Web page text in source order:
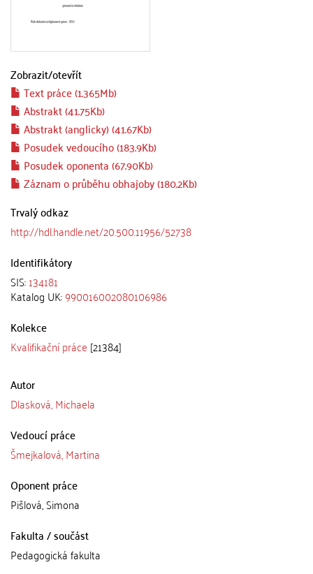
Zobrazit/otevřít
Text práce (1.365Mb)
Abstrakt (41.75Kb)
Abstrakt (anglicky) (41.67Kb)
Posudek vedoucího (183.9Kb)
Posudek oponenta (67.90Kb)
Záznam o průběhu obhajoby (180.2Kb)
Trvalý odkaz
http://hdl.handle.net/20.500.11956/52738
Identifikátory
SIS:134181
Katalog UK:990016002080106986
Kolekce
Kvalifikační práce [21384]
Autor
Dlasková, Michaela
Vedoucí práce
Šmejkalová, Martina
Oponent práce
Pišlová, Simona
Fakulta / součást
Pedagogická fakulta